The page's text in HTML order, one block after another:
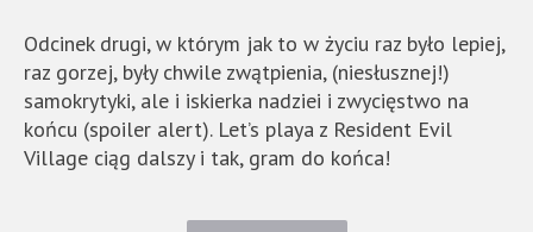
Odcinek drugi, w którym jak to w życiu raz było lepiej,
raz gorzej, były chwile zwątpienia, (niesłusznej!)
samokrytyki, ale i iskierka nadziei i zwycięstwo na
końcu (spoiler alert). Let’s playa z Resident Evil
Village ciąg dalszy i tak, gram do końca!